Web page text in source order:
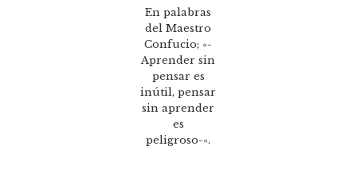
En palabras
del Maestro
Confucio; «-
Aprender sin
pensar es
inútil, pensar
sin aprender
es
peligroso-«.